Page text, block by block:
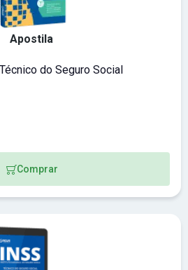
Apostila
do Seguro Social
Comprar